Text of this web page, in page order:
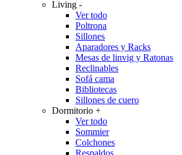
Living -
Ver todo
Poltrona
Sillones
Aparadores y Racks
Mesas de linvig y Ratonas
Reclinables
Sofá cama
Bibliotecas
Sillones de cuero
Dormitorio +
Ver todo
Sommier
Colchones
Respaldos